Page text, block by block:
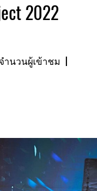
2022
ำนวนผู้เข้าชม